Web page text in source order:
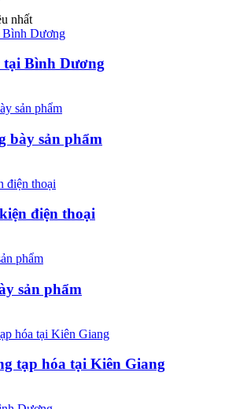
nhất
tại Bình Dương
bày sản phẩm
điện thoại
sản phẩm
tạp hóa tại Kiên Giang